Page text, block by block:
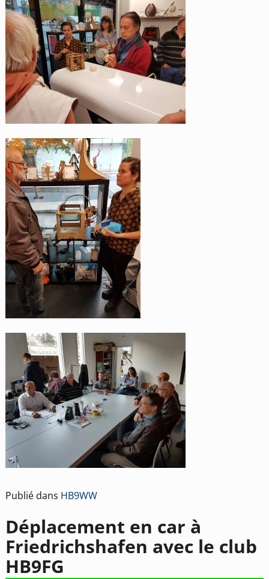
Publié dans HB9WW
Déplacement en car à
Friedrichshafen avec le club
HB9FG